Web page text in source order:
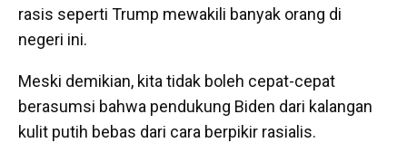
rasis seperti Trump mewakili banyak orang di
negeri ini.
Meski demikian, kita tidak boleh cepat-cepat
berasumsi bahwa pendukung Biden dari kalangan
kulit putih bebas dari cara berpikir rasialis.